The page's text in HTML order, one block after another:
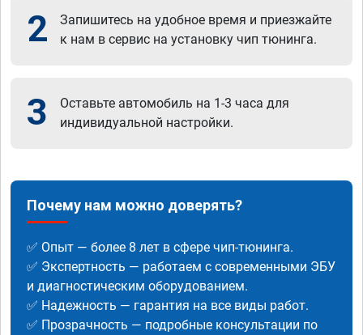
2
Запишитесь на удобное время и приезжайте
к нам в сервис на установку чип тюнинга.
3
Оставьте автомобиль на 1-3 часа для
индивидуальной настройки.
Почему нам можно доверять?
✅ Опыт — более 8 лет в сфере чип-тюнинга.
✅ Экспертность — работаем с современными ЭБУ
и диагностическим оборудованием.
✅ Надежность — гарантия на все виды работ.
✅ Прозрачность — подробные консультации по